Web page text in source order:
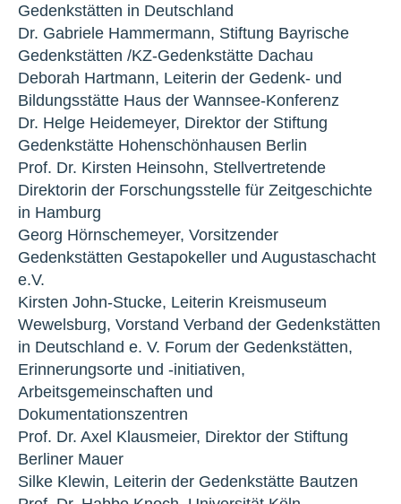
Gedenkstätten in Deutschland
Dr. Gabriele Hammermann, Stiftung Bayrische
Gedenkstätten /KZ-Gedenkstätte Dachau
Deborah Hartmann, Leiterin der Gedenk- und
Bildungsstätte Haus der Wannsee-Konferenz
Dr. Helge Heidemeyer, Direktor der Stiftung
Gedenkstätte Hohenschönhausen Berlin
Prof. Dr. Kirsten Heinsohn, Stellvertretende
Direktorin der Forschungsstelle für Zeitgeschichte
in Hamburg
Georg Hörnschemeyer, Vorsitzender
Gedenkstätten Gestapokeller und Augustaschacht
e.V.
Kirsten John-Stucke, Leiterin Kreismuseum
Wewelsburg, Vorstand Verband der Gedenkstätten
in Deutschland e. V. Forum der Gedenkstätten,
Erinnerungsorte und -initiativen,
Arbeitsgemeinschaften und
Dokumentationszentren
Prof. Dr. Axel Klausmeier, Direktor der Stiftung
Berliner Mauer
Silke Klewin, Leiterin der Gedenkstätte Bautzen